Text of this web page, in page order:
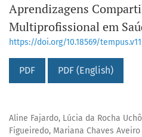
Aprendizagens
Multiprofissional em
https://doi.org/10.18569/
PDF PDF (English)
Aline Fajardo, Lúcia da Rocha
Figueiredo, Mariana Chaves Aveiro